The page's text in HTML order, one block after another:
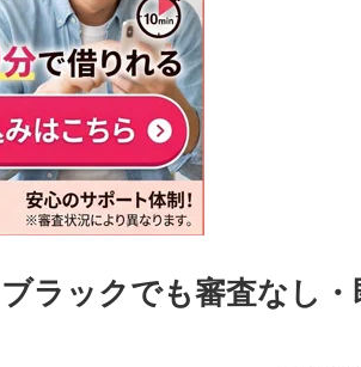
ラックでも審査なし・